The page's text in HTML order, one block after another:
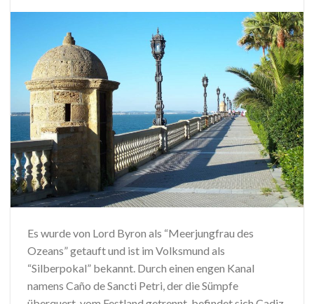
Es wurde von Lord Byron als “Meerjungfrau des
Ozeans” getauft und ist im Volksmund als
“Silberpokal” bekannt. Durch einen engen Kanal
namens Caño de Sancti Petri, der die Sümpfe